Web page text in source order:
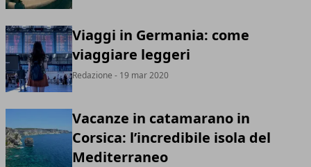
Viaggi in Germania: come
viaggiare leggeri
Redazione - 19 mar 2020
Vacanze in catamarano in
Corsica: l’incredibile isola del
Mediterraneo